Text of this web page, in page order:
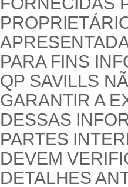
PARA FINS
QP SAVILLS
GARANTIR A
DESSAS
PARTES
DEVEM
DETALHES